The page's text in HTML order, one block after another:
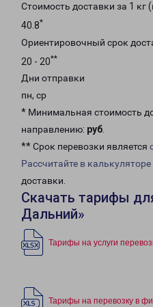
Стоимость доставки за 1
40.8*
Ориентировочный срок
20 - 20**
Дни отправки
пн, ср
* Минимальная стоимость
направлению: руб.
** Срок перевозки является
Рассчитайте в калькуляторе
доставки.
Скачать тарифы
Дальний»
Тарифы на услуги
Тарифы на перевозку в